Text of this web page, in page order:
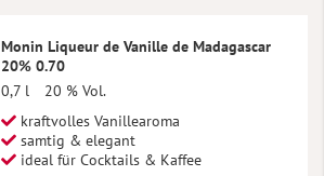
Monin Liqueur de Vanille de Madagascar
20% 0.70
0,7 l
20 % Vol.
kraftvolles Vanillearoma
samtig & elegant
ideal für Cocktails & Kaffee